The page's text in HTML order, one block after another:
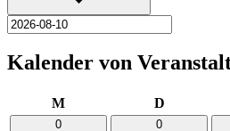
Kalender von
MMontag DDienstag
0
0